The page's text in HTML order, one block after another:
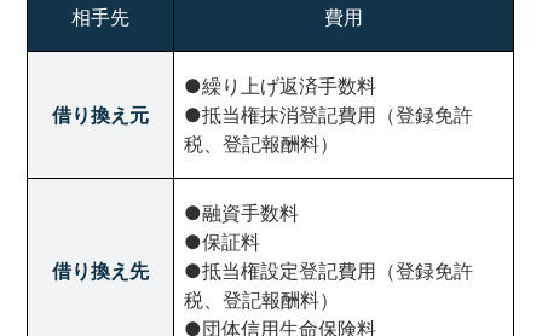
相手先 費用
借り換え元
●繰り上げ返済手数料
●抵当権抹消登記費用（登録免許
税、登記報酬料）
借り換え先
●融資手数料
●保証料
●抵当権設定登記費用（登録免許
税、登記報酬料）
●団体信用生命保険料